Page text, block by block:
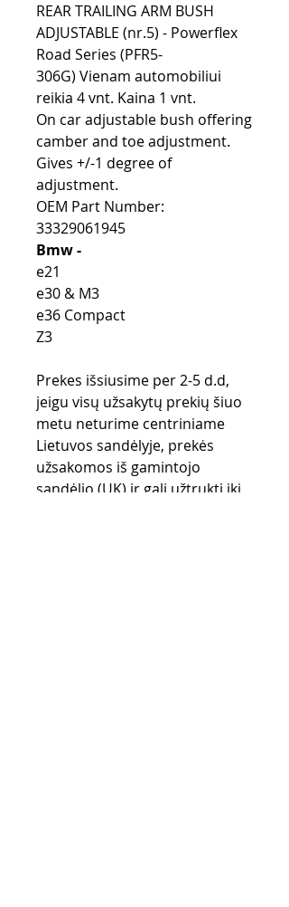
REAR TRAILING ARM BUSH
ADJUSTABLE (nr.5) - Powerflex
Road Series (PFR5-
306G) Vienam automobiliui
reikia 4 vnt. Kaina 1 vnt.
On car adjustable bush offering
camber and toe adjustment.
Gives +/-1 degree of
adjustment.
OEM Part Number:
33329061945
Bmw -
e21
e30 & M3
e36 Compact
Z3
Prekes išsiusime per 2-5 d.d,
jeigu visų užsakytų prekių šiuo
metu neturime centriniame
Lietuvos sandėlyje, prekės
užsakomos iš gamintojo
sandėlio (UK) ir gali užtrukti iki